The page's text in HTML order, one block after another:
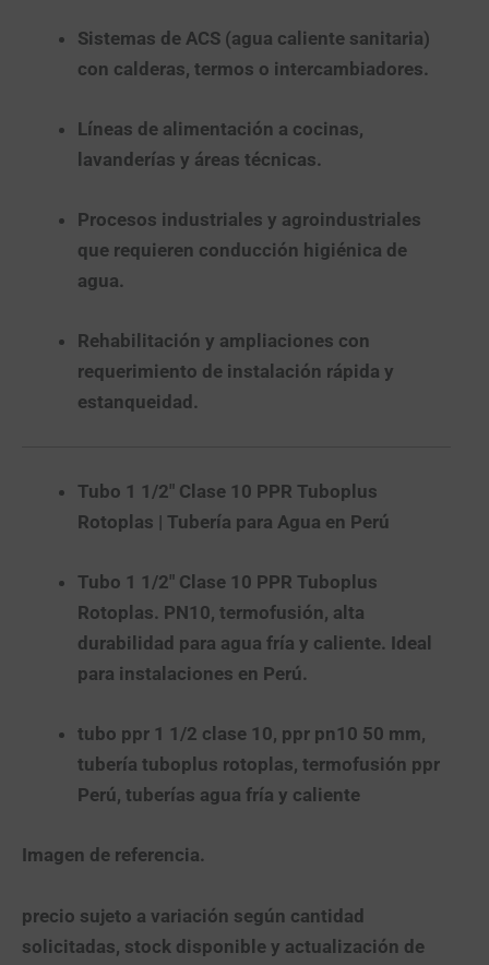
Sistemas de ACS (agua caliente sanitaria)
con calderas, termos o intercambiadores.
Líneas de alimentación a cocinas,
lavanderías y áreas técnicas.
Procesos industriales y agroindustriales
que requieren conducción higiénica de
agua.
Rehabilitación y ampliaciones con
requerimiento de instalación rápida y
estanqueidad.
Tubo 1 1/2″ Clase 10 PPR Tuboplus
Rotoplas | Tubería para Agua en Perú
Tubo 1 1/2″ Clase 10 PPR Tuboplus
Rotoplas. PN10, termofusión, alta
durabilidad para agua fría y caliente. Ideal
para instalaciones en Perú.
tubo ppr 1 1/2 clase 10, ppr pn10 50 mm,
tubería tuboplus rotoplas, termofusión ppr
Perú, tuberías agua fría y caliente
Imagen de referencia.
precio sujeto a variación según cantidad
solicitadas, stock disponible y actualización de